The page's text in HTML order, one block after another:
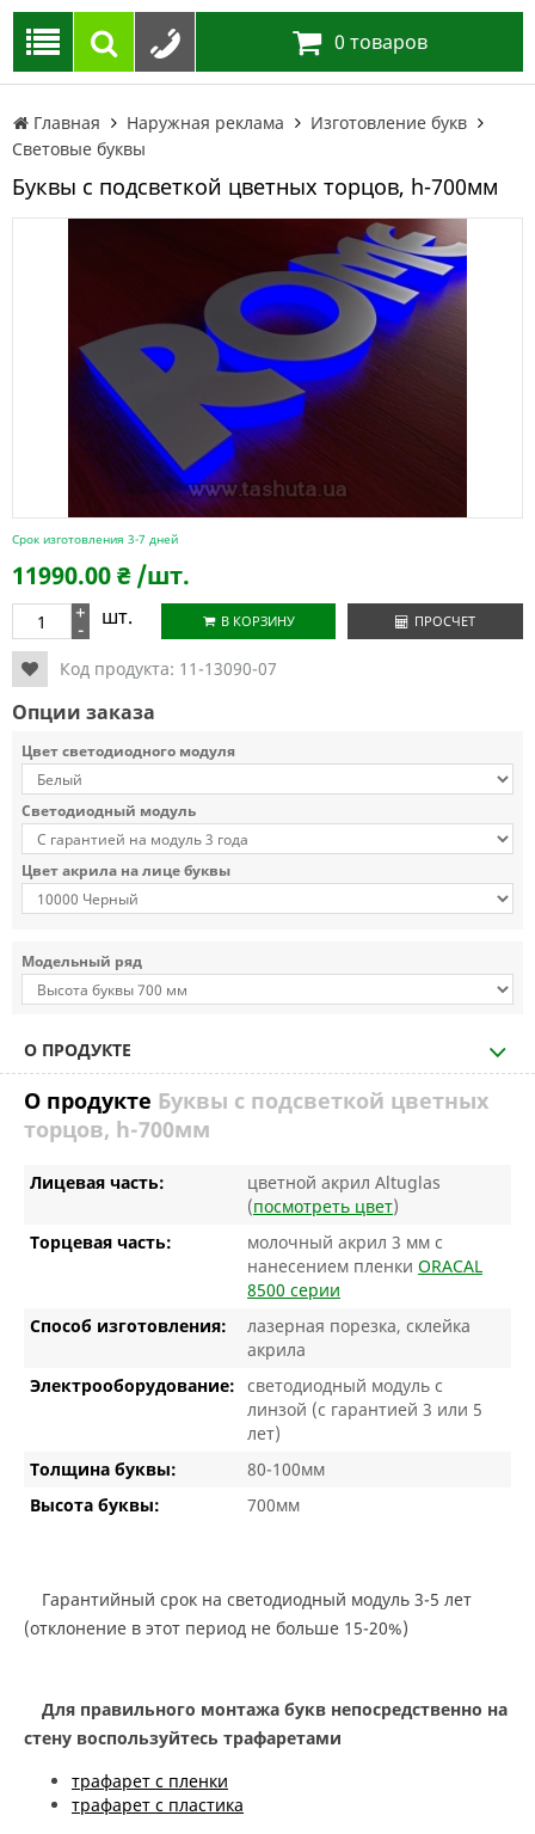
0 товаров
Главная Наружная реклама
Изготовление букв
Световые буквы
Буквы с подсветкой цветных торцов, h-700мм
Срок изготовления 3-7 дней
11990.00₴ /шт.
+
- шт. В КОРЗИНУ ПРОСЧЕТ
Код продукта: 11-13090-07
Опции заказа
Цвет светодиодного модуля
Светодиодный модуль
Цвет акрила на лице буквы
Модельный ряд
О ПРОДУКТЕ
О продукте Буквы с подсветкой цветных
торцов, h-700мм
Лицевая часть:
цветной акрил Altuglas
(посмотреть цвет)
Торцевая часть:
молочный акрил 3 мм с
нанесением пленки ORACAL
8500 серии
Способ изготовления:
лазерная порезка, склейка
акрила
Электрооборудование: светодиодный модуль с
линзой (с гарантией 3 или 5
лет)
Толщина буквы:
80-100мм
Высота буквы:
700мм
Гарантийный срок на светодиодный модуль 3-5 лет
(отклонение в этот период не больше 15-20%)
Для правильного монтажа букв непосредственно на
стену воспользуйтесь трафаретами
трафарет с пленки
трафарет с пластика